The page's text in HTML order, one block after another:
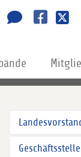
Geschäftsstelle